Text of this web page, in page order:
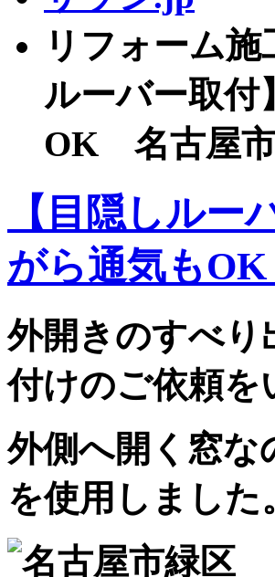
リフォーム
ルーバー取付
OK 名古屋市
【目隠しルー
がら通気も
外開きのすべり
付けのご依頼を
外側へ開く窓な
を使用しました